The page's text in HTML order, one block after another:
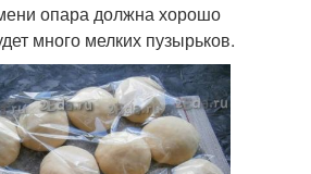
опара должна хорошо
много мелких пузырьков.